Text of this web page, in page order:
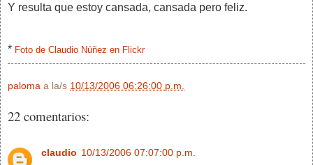
Y resulta que estoy cansada, cansada pero feliz.
* Foto de Claudio Núñez en Flickr
paloma a la/s 10/13/2006 06:26:00 p.m.
22 comentarios:
claudio 10/13/2006 07:07:00 p.m.